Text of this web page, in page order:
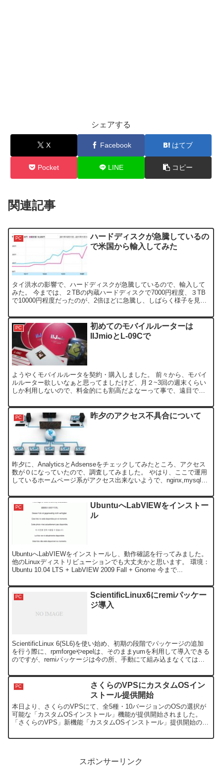
シェアする
X Facebook はてブ
Pocket LINE コピー
関連記事
PC
ハードディスクが急騰しているの
で米国から輸入してみた
タイ洪水の影響で、ハードディスクが急騰しているので、輸入して
みた。 今までは、２TBの内蔵ハードディスクで7000円程度、３TB
で10000円程度だったのが、2倍ほどに急騰し、しばらく様子を見よ
PC
初めてのモバイルルーターは
IIJmioとL-09Cで
ようやくモバイルルータを契約・購入しました。 前々から、モバイ
ルルーター欲しいなぁと思ってましたけど、月２~3回の週末くらい
しか利用しないので、料金的にも割高だよなーって事で、遠目で指
PC 昨夕のアクセス不具合について
昨夕に、AnalyticsとAdsenseをチェックしてみたところ、アクセス
数が０になっていたので、調査してみました。 やはり、ここで運用
しているホームページ系がアクセス出来ないようで、nginx,mysql関
PC
UbuntuへLabVIEWをインストー
ル
UbuntuへLabVIEWをインストールし、動作確認を行ってみました。
他のLinuxディストリビューションでも大丈夫かと思います。 環境：
Ubuntu 10.04 LTS + LabVIEW 2009 Fall + Gnome 今まで...
PC
ScientificLinux6にremiパッケー
ジ導入
ScientificLinux 6(SL6)を使い始め、初期の段階でパッケージの追加
を行う際に、rpmforgeやepelは、そのままyumを利用して導入できる
のですが、remiパッケージは今の所、手動にて組み込まなくてはな
PC
さくらのVPSにカスタムOSイン
ストール提供開始
本日より、さくらのVPSにて、全5種・10バージョンのOSの選択が
可能な「カスタムOSインストール」機能が提供開始されました。
「さくらのVPS」新機能「カスタムOSインストール」提供開始のお
スポンサーリンク